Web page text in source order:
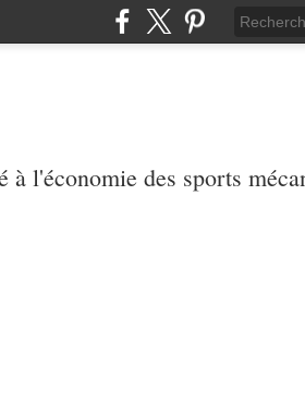
l'économie des sports